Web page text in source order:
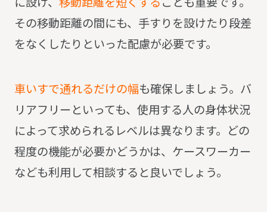
その移動距離の間にも、手すりを設けたり段差
をなくしたりといった配慮が必要です。
車いすで通れるだけの幅も確保しましょう。 バ
リアフリーといっても、使用する人の身体状況
によって求められるレベルは異なります。 どの
程度の機能が必要かどうかは、ケースワーカー
なども利用して相談すると良いでしょう。